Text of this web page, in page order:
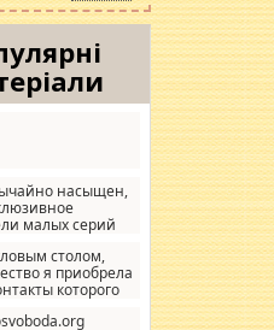
насыщен,
малых серий
в MebelOk,
все в порядке,
а это не
столом,
я приобрела
которого